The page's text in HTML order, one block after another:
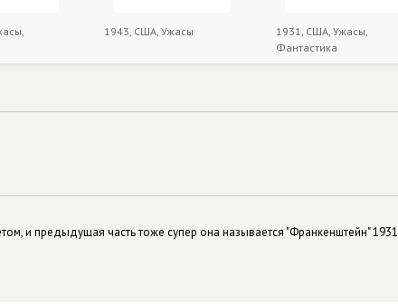
1943, США, Ужасы
1931, США, Ужасы,
Фантастика
и предыдущая часть тоже супер она называется "Франкенштейн" 1931